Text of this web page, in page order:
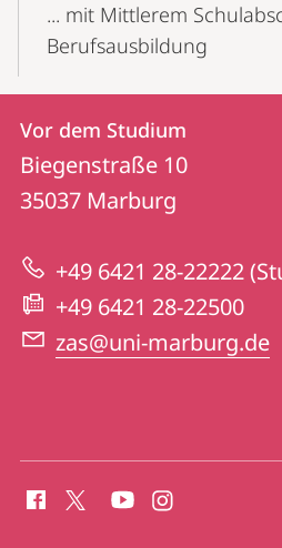
... mit Mittlerem
Berufsausbildung
Kontakt
und
Informationen
zur
Website
Kontaktinformationen
Vor
dem
Vor dem Studium
Biegenstraße 10
35037 Marburg
+49 6421 28-22222
+49 6421 28-22500
zas@uni-marburg.de
Media